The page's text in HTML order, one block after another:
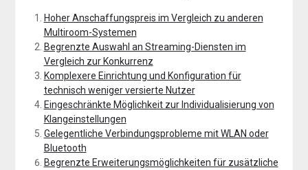
Hoher Anschaffungspreis im Vergleich zu anderen
Multiroom-Systemen
Begrenzte Auswahl an Streaming-Diensten im
Vergleich zur Konkurrenz
Komplexere Einrichtung und Konfiguration für
technisch weniger versierte Nutzer
Eingeschränkte Möglichkeit zur Individualisierung von
Klangeinstellungen
Gelegentliche Verbindungsprobleme mit WLAN oder
Bluetooth
Begrenzte Erweiterungsmöglichkeiten für zusätzliche